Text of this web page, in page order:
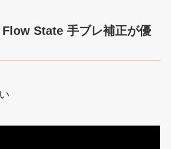
Flow State 手ブレ補正が優